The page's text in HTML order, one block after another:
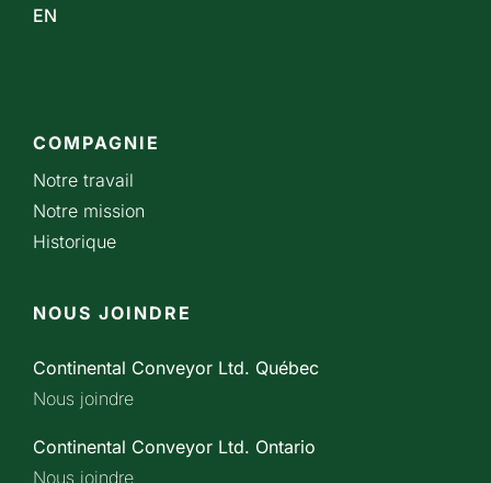
EN
COMPAGNIE
Notre travail
Notre mission
Historique
NOUS JOINDRE
Continental Conveyor Ltd. Québec
Nous joindre
Continental Conveyor Ltd. Ontario
Nous joindre